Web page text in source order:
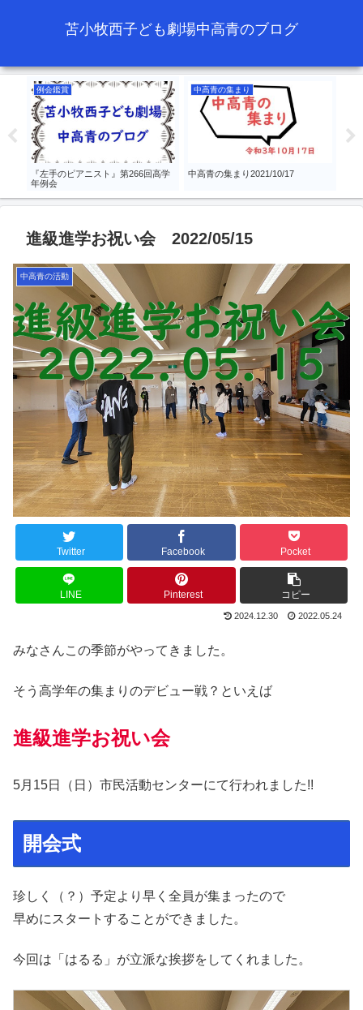
苫小牧西子ども劇場中高青のブログ
例会鑑賞
『左手のピアニスト』第266回高学
年例会
中高青の集まり
中高青の集まり2021/10/17
進級進学お祝い会 2022/05/15
中高青の活動
Twitter Facebook Pocket
LINE Pinterest コピー
2024.12.30 2022.05.24
みなさんこの季節がやってきました。
そう高学年の集まりのデビュー戦？といえば
進級進学お祝い会
5月15日（日）市民活動センターにて行われました!!
開会式
珍しく（？）予定より早く全員が集まったので
早めにスタートすることができました。
今回は「はるる」が立派な挨拶をしてくれました。